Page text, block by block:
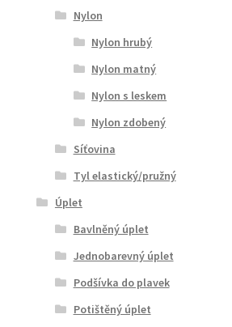
Nylon
Nylon hrubý
Nylon matný
Nylon s leskem
Nylon zdobený
Síťovina
Tyl elastický/pružný
Úplet
Bavlněný úplet
Jednobarevný úplet
Podšívka do plavek
Potištěný úplet